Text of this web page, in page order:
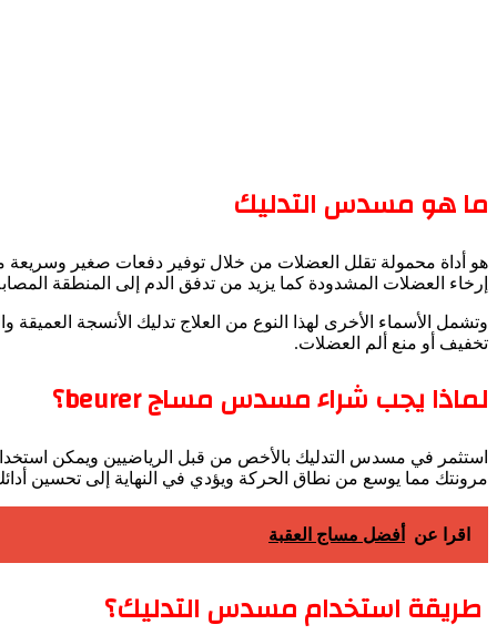
ما هو مسدس التدليك
هو أداة محمولة تقلل العضلات من خلال توفير دفعات صغير وسريعة
إرخاء العضلات المشدودة كما يزيد من تدفق الدم إلى المنطقة
وتشمل الأسماء الأخرى لهذا النوع من العلاج تدليك الأنسجة
تخفيف أو منع ألم العضلات.
لماذا يجب شراء مسدس مساج beurer؟
استثمر في مسدس التدليك بالأخص من قبل الرياضيين ويمكن
مرونتك مما يوسع من نطاق الحركة ويؤدي في النهاية إلى تحسين
اقرا عن أفضل مساج العقبة
طريقة استخدام مسدس التدليك؟